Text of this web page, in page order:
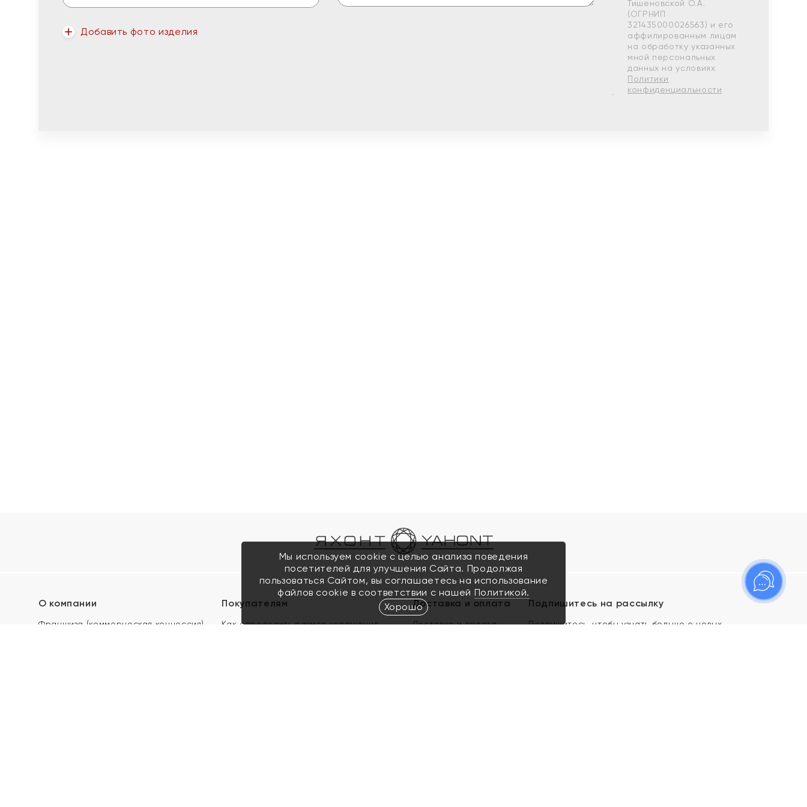
Добавить фото изделия
Тишеновской О.А.
(ОГРНИП
321435000026563) и его
аффилированным лицам
на обработку указанных
мной персональных
данных на условиях
Политики
конфиденциальности
О компании
Франшиза (коммерческая концессия)
Покупателям
Как определить размер украшения
Доставка и оплата
Доставка и оплата
Подпишитесь на рассылку
Подпишитесь, чтобы узнать больше о новых
Мы используем cookie с целью анализа поведения
посетителей для улучшения Сайта. Продолжая
пользоваться Сайтом, вы соглашаетесь на использование
файлов cookie в соответствии с нашей Политикой.
Хорошо